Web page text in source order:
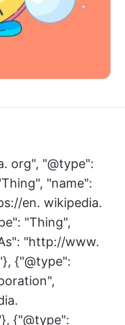
"https://en. wikipedia. org/wiki/WordPress"}, {"@type": "Thing", "name": "WordPress", "sameAs": "http://www. wikidata. org/entity/Q13166"}, {"@type": "Thing", "name": "Kế hoạch tài nguyên doanh nghiệp", "sameAs": "https://en. wikipedia. org/wiki/Enterprise_resource_planning"}, {"@type": "Thing", "name": "Kế hoạch tài nguyên doanh nghiệp", "sameAs": "http://www. wikidata. org/entity/Q131508"}, {"@type": "Thing", "name": "Internet vạn vật", "sameAs": "https://en. wikipedia. org/wiki/Internet_of_things"}, {"@type": "Thing", "name": "Internet of things", "sameAs": "http://www. wikidata. org/entity/Q251212"}, {"@type": "Thing", "name": "Google Drive", "sameAs": "https://en. wikipedia. org/wiki/Google_Drive"}, {"@type": "Thing", "name": "Google Drive", "sameAs": "http://www. wikidata. org/entity/Q9340"}, {"@type": "Thing", "name": "Slack (phần mềm)", "sameAs": "https://en. wikipedia. org/wiki/Slack_(phần mềm)"}, {"@type": "Thing", "name": "Slack (phần mềm)", "sameAs": "http://www. wikidata. org/entity/None"}, {"@type": "Thing", "name": "Phần mềm quản lý dự án", "sameAs": "https://en. wikipedia. org/wiki/Project_management_software"}, {"@type": "Thing", "name": "Phần mềm quản lý dự án", "sameAs": "http://www. wikidata. org/entity/Q167035"}, {"@type": "Thing", "name": "Mật khẩu", "sameAs": "https://en. wikipedia. org/wiki/Password"}, {"@type": "Thing", "name": "Mật khẩu", "sameAs": "http://www. wikidata. org/entity/Q161157"}, {"@type": "Thing", "name": "Quản lý dự án", "sameAs": "https://en. wikipedia. org/wiki/Project_management"}, {"@type": "Thing", "name": "Quản lý dự án", "sameAs": "http://www. wikidata. org/entity/Q179012"}, {"@type": "Thing", "name": "Dropbox", "sameAs": "https://en. wikipedia. org/wiki/Dropbox"}, {"@type": "Thing", "name": "Dropbox", "sameAs": "http://www. wikidata. org/entity/Q142539"}, {"@type": "Thing", "name": "Data integrity", "sameAs": "https://en. wikipedia. org/wiki/Data_integrity"}, {"@type": "Thing", "name": "Tính toàn vẹn dữ liệu", "sameAs": "http://www. wikidata. org/entity/Q461671"}, {"@type": "Thing", "name": "QuickBooks", "sameAs": "https://en. wikipedia. org/wiki/QuickBooks"}, {"@type": "Thing", "name": "QuickBooks", "sameAs": "http://www. wikidata. org/entity/Q7271951"}, {"@type": "Thing", "name": "Internet", "sameAs": "https://en. wikipedia. org/wiki/Internet"}, {"@type": "Thing", "name": "Internet", "sameAs": "http://www. wikidata. org/entity/Q75"}, {"@type": "Thing", "name": "Hóa đơn", "sameAs": "https://en. wikipedia. org/wiki/Invoice"}, {"@type": "Thing", "name": "Hóa đơn", "sameAs": "http://www. wikidata. org/entity/Q190581"}, {"@type": "Thing", "name": "Mạng xã hội", "sameAs": "https://en. wikipedia. org/wiki/Social_media"}, {"@type": "Thing", "name": "Mạng xã hội", "sameAs": "http://www. wikidata. org/entity/Q202833"}, {"@type": "Thing", "name": "Mua sắm trực tuyến", "sameAs": "https://en. wikipedia. org/wiki/Online_shopping"}, {"@type": "Thing", "name": "Mua sắm trực tuyến", "sameAs": "http://www. wikidata. org/entity/Q212930"}, {"@type": "Thing", "name": "Thương mại điện tử", "sameAs": "https://en. wikipedia. org/wiki/E-commerce"}, {"@type": "Thing", "name": "Thương mại điện tử", "sameAs": "http://www. wikidata. org/entity/Q484847"}, {"@type": "Thing", "name": "Tiếp thị truyền thông xã hội", "sameAs": "https://en. wikipedia. org/wiki/Soc